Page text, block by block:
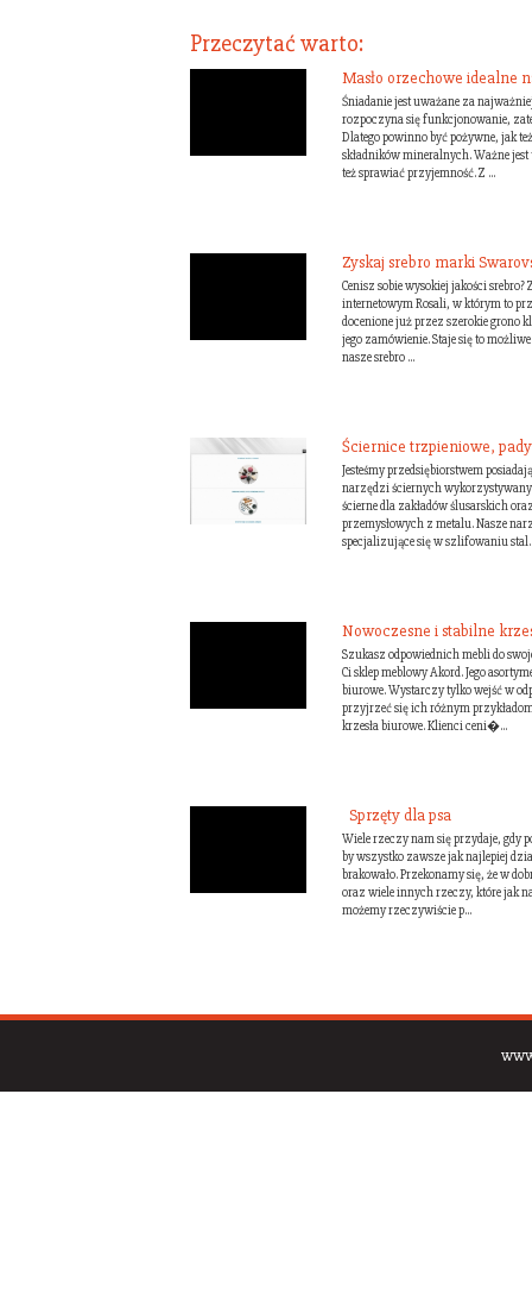
Przeczytać warto:
Masło orzechowe idealne
Śniadanie jest uważane za
rozpoczyna się funkcjonowanie,
Dlatego powinno być pożywne, jak
składników mineralnych. Ważne jest
też sprawiać przyjemność. Z ...
Zyskaj srebro marki
Cenisz sobie wysokiej jakości
internetowym Rosali, w którym to
docenione już przez szerokie grono
jego zamówienie. Staje się to
nasze srebro ...
Ściernice trzpieniowe,
Jesteśmy przedsiębiorstwem
narzędzi ściernych
ścierne dla zakładów ślusarskich
przemysłowych z metalu. Nasze
specjalizujące się w szlifowaniu
Nowoczesne i stabilne
Szukasz odpowiednich mebli do
Ci sklep meblowy Akord. Jego
biurowe. Wystarczy tylko wejść w
przyjrzeć się ich różnym
krzesła biurowe. Klienci ceni�...
Sprzęty dla psa
Wiele rzeczy nam się przydaje, gdy
by wszystko zawsze jak najlepiej
brakowało. Przekonamy się, że w
oraz wiele innych rzeczy, które jak
możemy rzeczywiście p...